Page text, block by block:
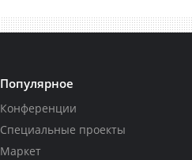
Популярное
Конференции
Специальные проекты
Маркет